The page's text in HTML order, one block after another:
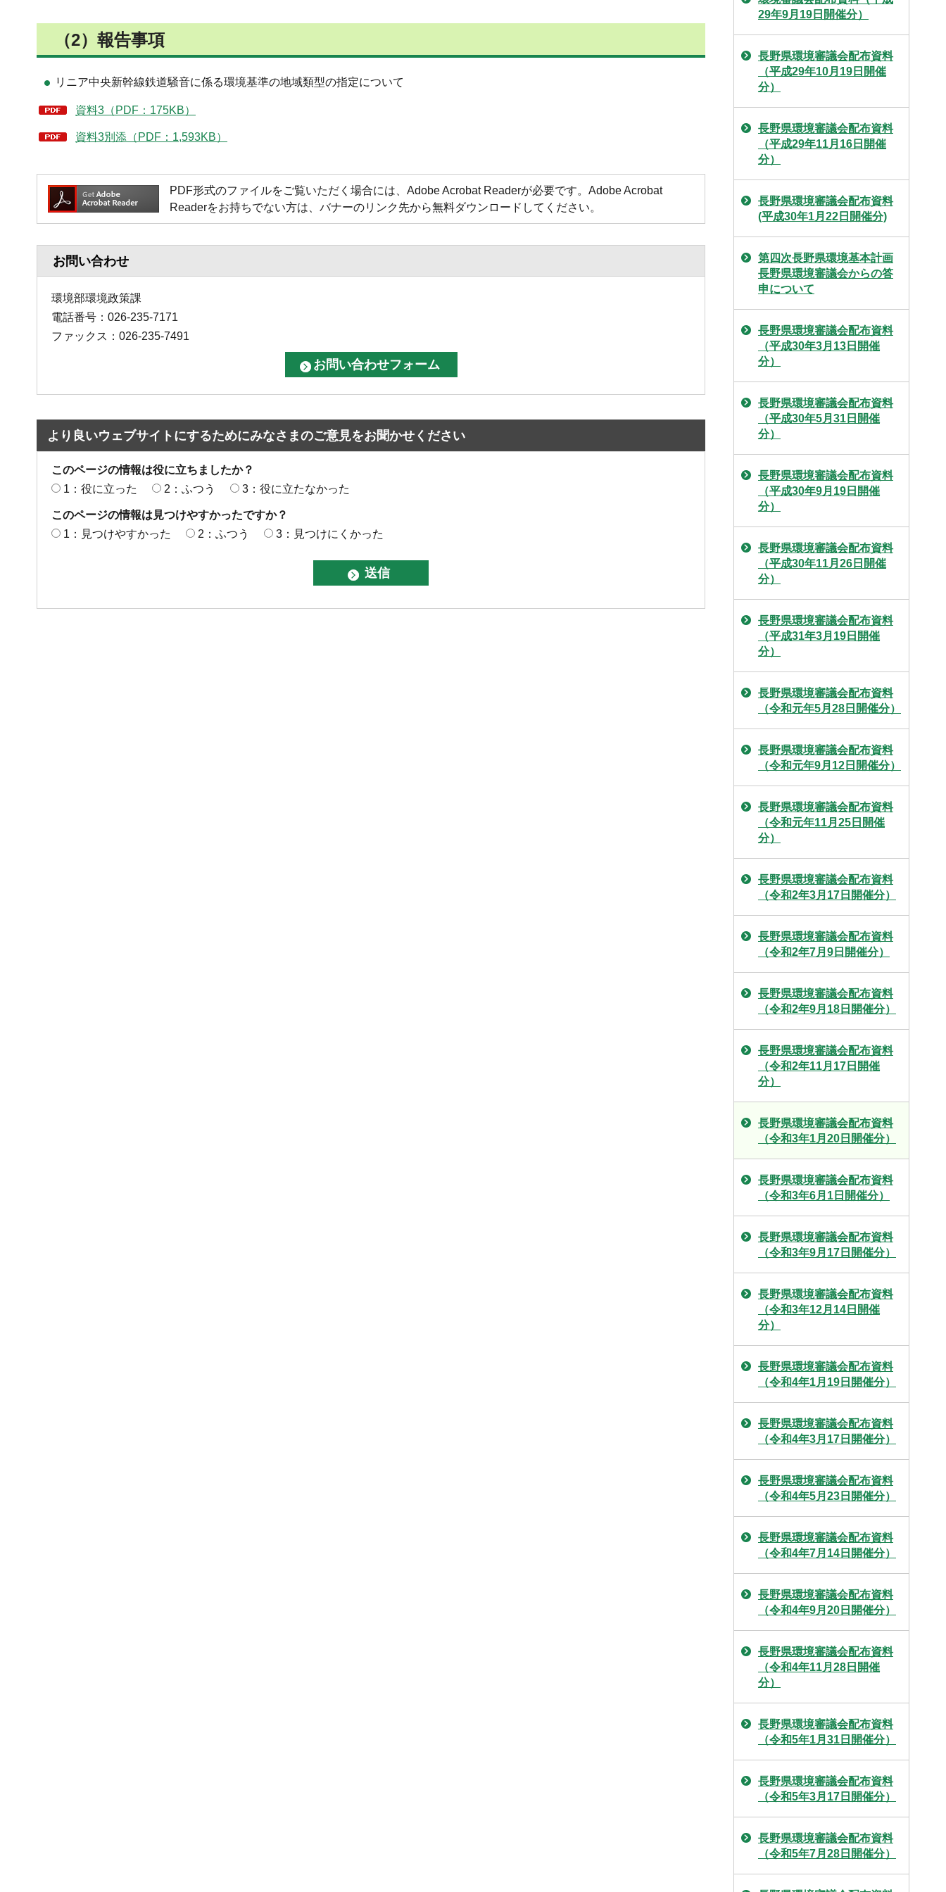
（2）報告事項
リニア中央新幹線鉄道騒音に係る環境基準の地域類型の指定について
資料3（PDF：175KB）
資料3別添（PDF：1,593KB）
PDF形式のファイルをご覧いただく場合には、Adobe Acrobat Readerが必要です。Adobe Acrobat
Readerをお持ちでない方は、バナーのリンク先から無料ダウンロードしてください。
お問い合わせ
環境部環境政策課
電話番号：026-235-7171
ファックス：026-235-7491
より良いウェブサイトにするためにみなさまのご意見をお聞かせください
このページの情報は役に立ちましたか？
1：役に立った
2：ふつう 3：役に立たなかった
このページの情報は見つけやすかったですか？
1：見つけやすかった
2：ふつう 3：見つけにくかった
29年9月19日開催分）
長野県環境審議会配布資料
（平成29年10月19日開催
分）
長野県環境審議会配布資料
（平成29年11月16日開催
分）
長野県環境審議会配布資料
(平成30年1月22日開催分)
第四次長野県環境基本計画
長野県環境審議会からの答
申について
長野県環境審議会配布資料
（平成30年3月13日開催
分）
長野県環境審議会配布資料
（平成30年5月31日開催
分）
長野県環境審議会配布資料
（平成30年9月19日開催
分）
長野県環境審議会配布資料
（平成30年11月26日開催
分）
長野県環境審議会配布資料
（平成31年3月19日開催
分）
長野県環境審議会配布資料
（令和元年5月28日開催分）
長野県環境審議会配布資料
（令和元年9月12日開催分）
長野県環境審議会配布資料
（令和元年11月25日開催
分）
長野県環境審議会配布資料
（令和2年3月17日開催分）
長野県環境審議会配布資料
（令和2年7月9日開催分）
長野県環境審議会配布資料
（令和2年9月18日開催分）
長野県環境審議会配布資料
（令和2年11月17日開催
分）
長野県環境審議会配布資料
（令和3年1月20日開催分）
長野県環境審議会配布資料
（令和3年6月1日開催分）
長野県環境審議会配布資料
（令和3年9月17日開催分）
長野県環境審議会配布資料
（令和3年12月14日開催
分）
長野県環境審議会配布資料
（令和4年1月19日開催分）
長野県環境審議会配布資料
（令和4年3月17日開催分）
長野県環境審議会配布資料
（令和4年5月23日開催分）
長野県環境審議会配布資料
（令和4年7月14日開催分）
長野県環境審議会配布資料
（令和4年9月20日開催分）
長野県環境審議会配布資料
（令和4年11月28日開催
分）
長野県環境審議会配布資料
（令和5年1月31日開催分）
長野県環境審議会配布資料
（令和5年3月17日開催分）
長野県環境審議会配布資料
（令和5年7月28日開催分）